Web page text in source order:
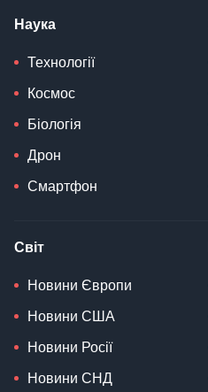
Наука
Технології
Космос
Біологія
Дрон
Смартфон
Світ
Новини Європи
Новини США
Новини Росії
Новини СНД